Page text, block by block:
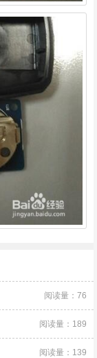
阅读量：76
阅读量：189
阅读量：139